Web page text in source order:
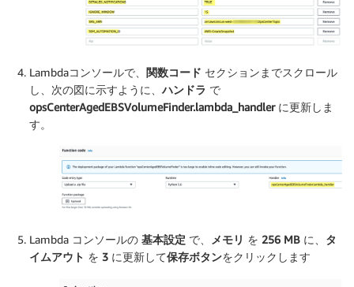
Lambdaコンソールで、 関数コード セクションまでスクロール
し、次の図に示すように、ハンドラ で
opsCenterAgedEBSVolumeFinder.lambda_handlerに更新しま
す。
Lambda コンソールの 基本設定 で、 メモリ を 256 MB に、 タ
イムアウト を 3 に更新して保存ボタンをクリックします